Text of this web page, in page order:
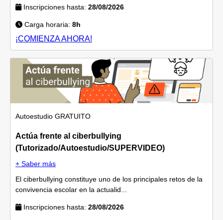
Inscripciones hasta: 28/08/2026
Carga horaria: 8h
¡COMIENZA AHORA!
Autoestudio GRATUITO
Actúa frente al ciberbullying
(Tutorizado/Autoestudio/SUPERVIDEO)
+ Saber más
El ciberbullying constituye uno de los principales retos de la
convivencia escolar en la actualid...
Inscripciones hasta: 28/08/2026